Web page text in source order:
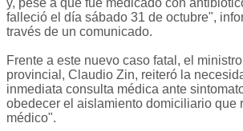
y, pese a que fue medicado con
falleció el día sábado 31 de octubre",
través de un comunicado.
Frente a este nuevo caso fatal, el
provincial, Claudio Zin, reiteró la
inmediata consulta médica ante
obedecer el aislamiento domiciliario que
médico".